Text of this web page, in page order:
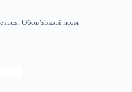
Обов’язкові поля